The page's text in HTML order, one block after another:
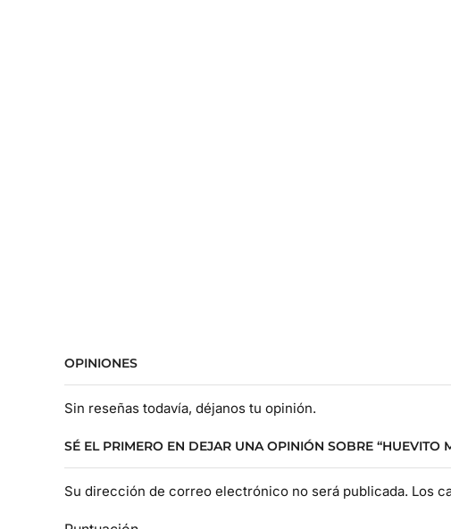
OPINIONES
Sin reseñas todavía, déjanos tu opinión.
SÉ EL PRIMERO EN DEJAR UNA OPINIÓN SOBRE “HUEVITO
Su dirección de correo electrónico no será publicada. Los